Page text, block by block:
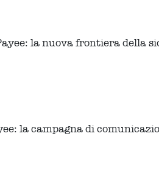
la nuova frontiera della
la campagna di